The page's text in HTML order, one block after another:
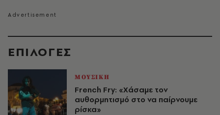
EΠΙΛΟΓΈΣ
ΜΟΥΣΙΚΗ
French Fry: «Χάσαμε τον
αυθορμητισμό στο να παίρνουμε
ρίσκα»